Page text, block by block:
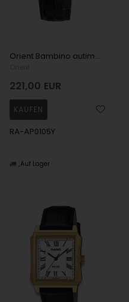
Orient Bambino autimatisches herrenuhr
221,00 EUR
RA-AP0105Y
Auf Lager